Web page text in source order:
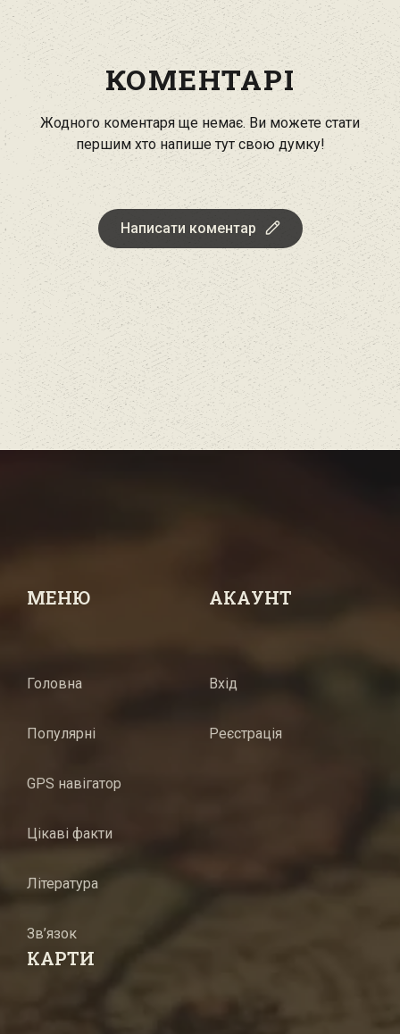
КОМЕНТАРІ
Жодного коментаря ще немає. Ви можете стати
першим хто напише тут свою думку!
Написати коментар
МЕНЮ
Головна
Популярні
GPS навігатор
Цікаві факти
Література
Зв’язок
АКАУНТ
Вхід
Реєстрація
КАРТИ